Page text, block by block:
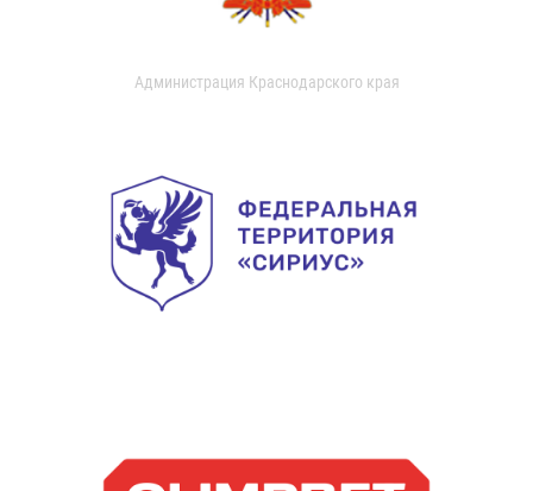
Администрация Краснодарского края